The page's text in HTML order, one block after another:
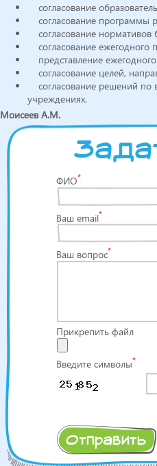
согласование
согласование программы
согласование
согласование ежегодного
представление
согласование целей,
согласование решений по
учреждениях.
Моисеев А.М.
ФИО*
Ваш email*
Ваш вопрос*
Прикрепить файл
Введите символы*